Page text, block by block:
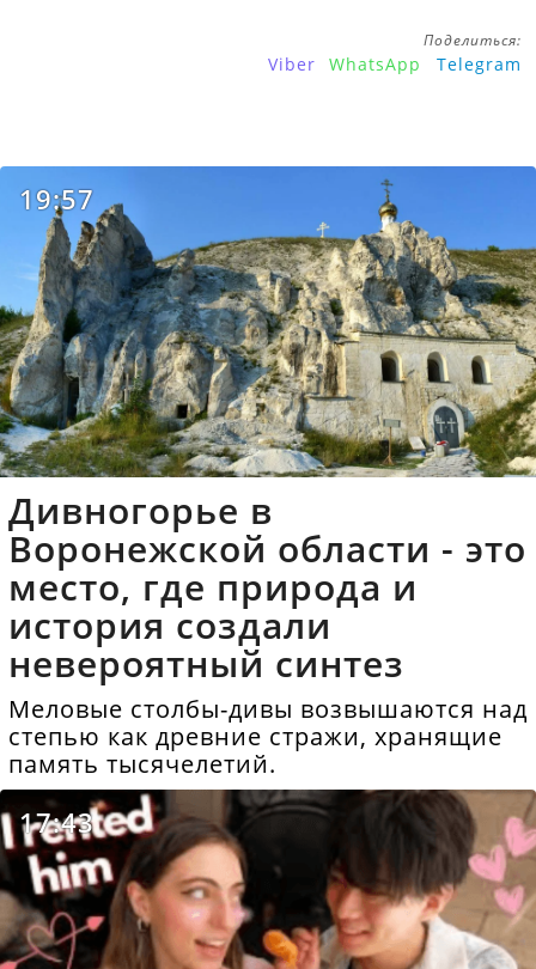
Поделиться:
Viber WhatsApp Telegram
19:57
Дивногорье в
Воронежской области - это
место, где природа и
история создали
невероятный синтез
Меловые столбы-дивы возвышаются над
степью как древние стражи, хранящие
память тысячелетий.
17:43